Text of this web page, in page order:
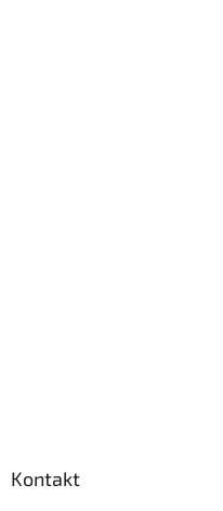
Kontakt